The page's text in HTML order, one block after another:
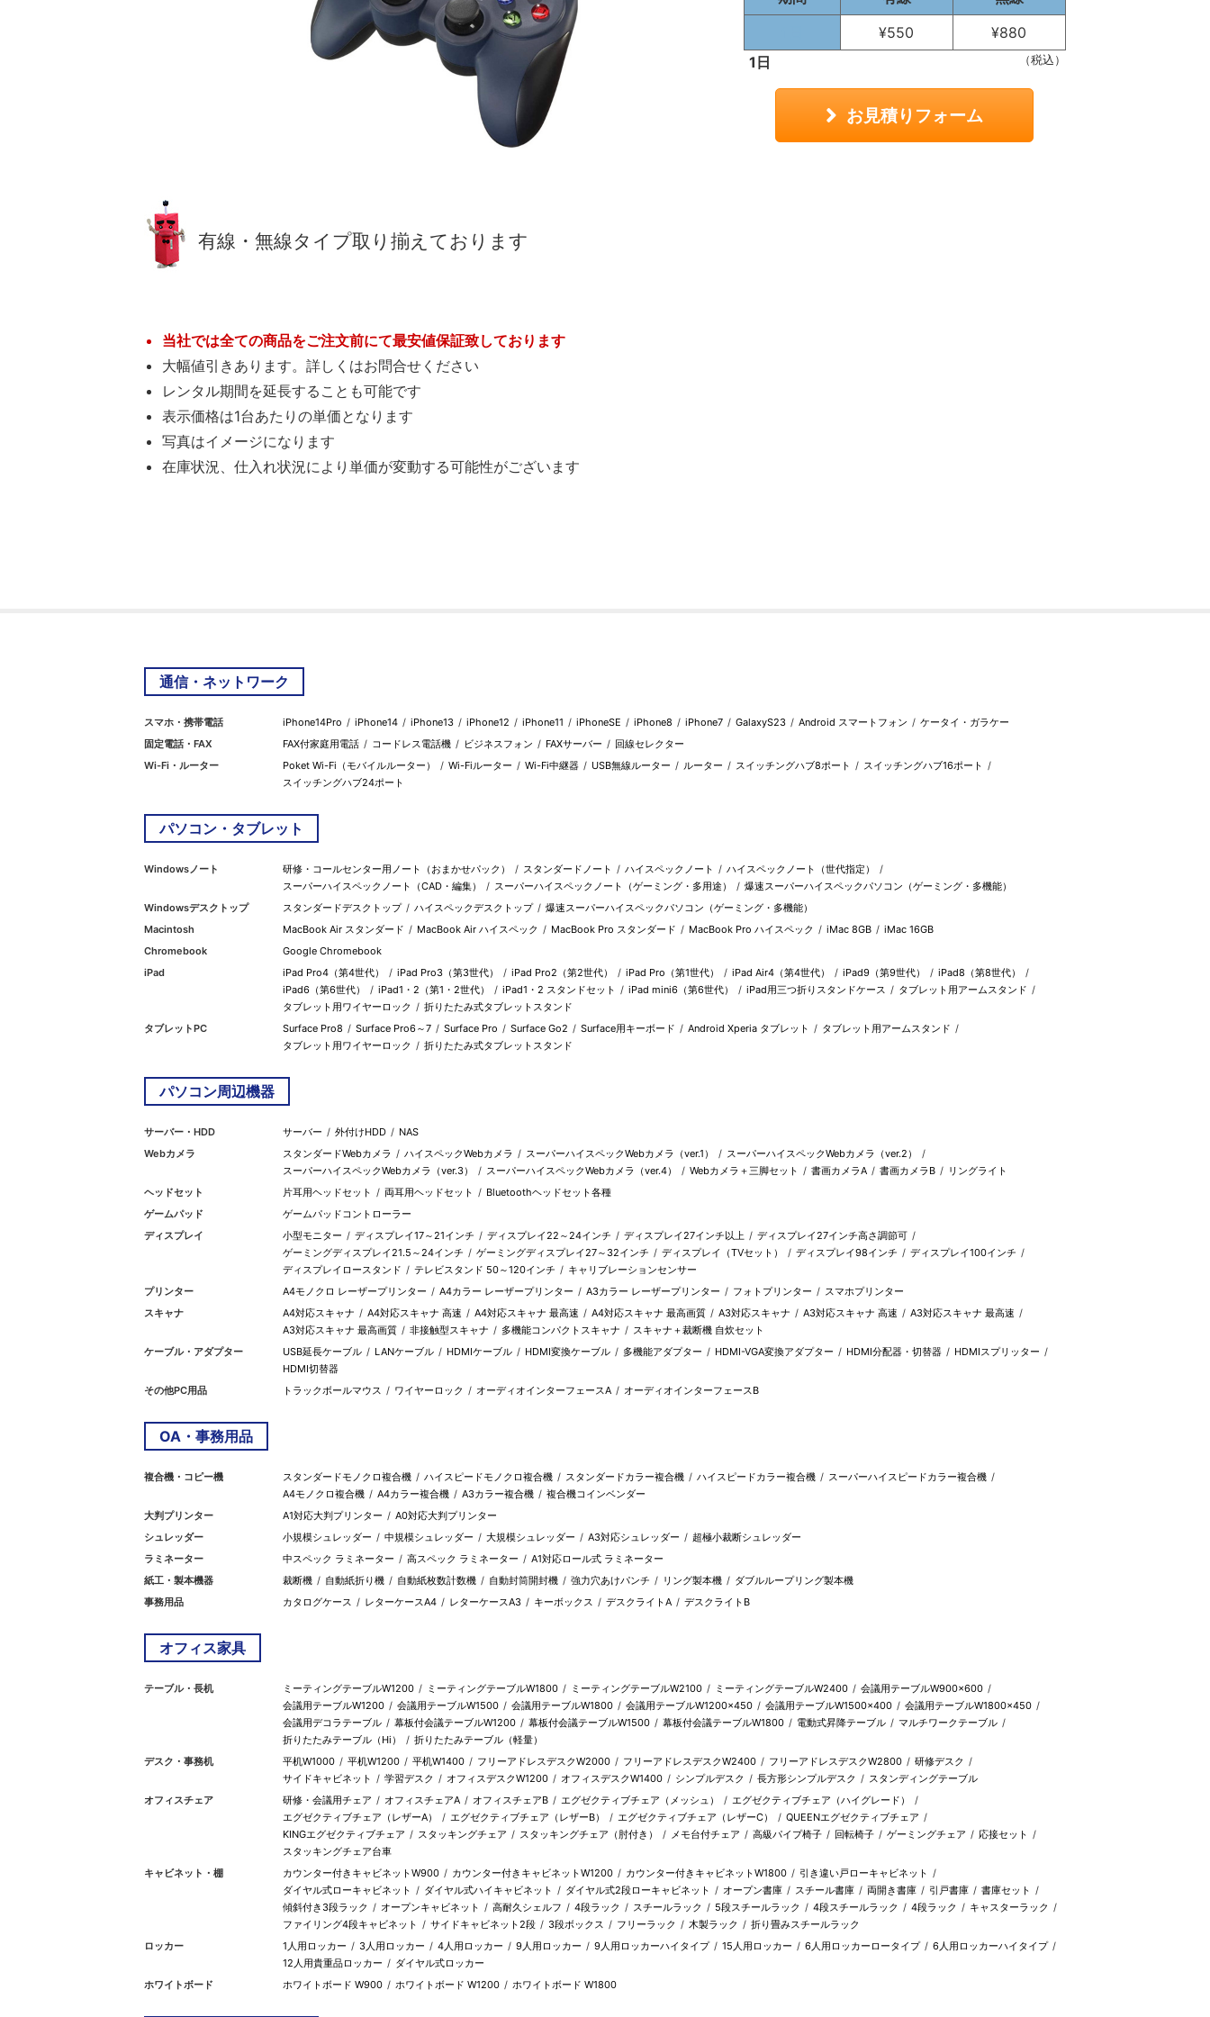
有線・無線タイプ取り揃えております
¥550 ¥880
（税込）
当社では全ての商品をご注文前にて最安値保証致しております
大幅値引きあります。詳しくはお問合せください
レンタル期間を延長することも可能です
表示価格は1台あたりの単価となります
写真はイメージになります
在庫状況、仕入れ状況により単価が変動する可能性がございます
通信・ネットワーク
スマホ・携帯電話 iPhone14Pro iPhone14 iPhone13 iPhone12 iPhone11 iPhoneSE iPhone8 iPhone7 GalaxyS23 Android スマートフォン
ケータイ・ガラケー
固定電話・FAX
FAX付家庭用電話 コードレス電話機 ビジネスフォン FAXサーバー
回線セレクター
Wi-Fi・ルーター
Poket Wi-Fi（モバイルルーター） Wi-Fiルーター Wi-Fi中継器 USB無線ルーター ルーター スイッチングハブ8ポート
スイッチングハブ16ポート
スイッチングハブ24ポート
パソコン・タブレット
Windowsノート 研修・コールセンター用ノート（おまかせパック） スタンダードノート ハイスペックノート
ハイスペックノート（世代指定）
スーパーハイスペックノート（CAD・編集）
スーパーハイスペックノート（ゲーミング・多用途）
爆速スーパーハイスペックパソコン（ゲーミング・多機能）
Windowsデスクトップ
スタンダードデスクトップ ハイスペックデスクトップ
爆速スーパーハイスペックパソコン（ゲーミング・多機能）
Macintosh
MacBook Air スタンダード MacBook Air ハイスペック MacBook Pro スタンダード MacBook Pro ハイスペック iMac 8GB
iMac 16GB
Chromebook
Google Chromebook
iPad
iPad Pro4（第4世代） iPad Pro3（第3世代） iPad Pro2（第2世代） iPad Pro（第1世代） iPad Air4（第4世代） iPad9（第9世代）
iPad8（第8世代）
iPad6（第6世代）
iPad1・2（第1・2世代） iPad1・2 スタンドセット iPad mini6（第6世代） iPad用三つ折りスタンドケース
タブレット用アームスタンド
タブレット用ワイヤーロック
折りたたみ式タブレットスタンド
タブレットPC
Surface Pro8 Surface Pro6～7 Surface Pro Surface Go2 Surface用キーボード Android Xperia タブレット
タブレット用アームスタンド
タブレット用ワイヤーロック
折りたたみ式タブレットスタンド
パソコン周辺機器
サーバー・HDD サーバー 外付けHDD
NAS
Webカメラ
スタンダードWebカメラ ハイスペックWebカメラ スーパーハイスペックWebカメラ（ver.1）
スーパーハイスペックWebカメラ（ver.2）
スーパーハイスペックWebカメラ（ver.3）
スーパーハイスペックWebカメラ（ver.4） Webカメラ＋三脚セット 書画カメラA 書画カメラB
リングライト
ヘッドセット
片耳用ヘッドセット 両耳用ヘッドセット
Bluetoothヘッドセット各種
ゲームパッド
ゲームパッドコントローラー
ディスプレイ
小型モニター ディスプレイ17～21インチ ディスプレイ22～24インチ ディスプレイ27インチ以上
ディスプレイ27インチ高さ調節可
ゲーミングディスプレイ21.5～24インチ
ゲーミングディスプレイ27～32インチ ディスプレイ（TVセット） ディスプレイ98インチ
ディスプレイ100インチ
ディスプレイロースタンド
テレビスタンド 50～120インチ
キャリブレーションセンサー
プリンター
A4モノクロ レーザープリンター A4カラー レーザープリンター A3カラー レーザープリンター フォトプリンター
スマホプリンター
スキャナ
A4対応スキャナ A4対応スキャナ 高速 A4対応スキャナ 最高速 A4対応スキャナ 最高画質 A3対応スキャナ A3対応スキャナ 高速
A3対応スキャナ 最高速
A3対応スキャナ 最高画質
非接触型スキャナ 多機能コンパクトスキャナ
スキャナ＋裁断機 自炊セット
ケーブル・アダプター
USB延長ケーブル LANケーブル HDMIケーブル HDMI変換ケーブル 多機能アダプター HDMI-VGA変換アダプター HDMI分配器・切替器
HDMIスプリッター
HDMI切替器
その他PC用品
トラックボールマウス ワイヤーロック オーディオインターフェースA オーディオインターフェースB
OA・事務用品
複合機・コピー機 スタンダードモノクロ複合機 ハイスピードモノクロ複合機 スタンダードカラー複合機 ハイスピードカラー複合機
スーパーハイスピードカラー複合機
A4モノクロ複合機
A4カラー複合機 A3カラー複合機
複合機コインベンダー
大判プリンター
A1対応大判プリンター
A0対応大判プリンター
シュレッダー
小規模シュレッダー 中規模シュレッダー 大規模シュレッダー A3対応シュレッダー
超極小裁断シュレッダー
ラミネーター
中スペック ラミネーター 高スペック ラミネーター
A1対応ロール式 ラミネーター
紙工・製本機器
裁断機 自動紙折り機 自動紙枚数計数機 自動封筒開封機 強力穴あけパンチ リング製本機
ダブルループリング製本機
事務用品
カタログケース レターケースA4 レターケースA3 キーボックス デスクライトA デスクライトB
オフィス家具
テーブル・長机 ミーティングテーブルW1200 ミーティングテーブルW1800 ミーティングテーブルW2100 ミーティングテーブルW2400
会議用テーブルW900×600
会議用テーブルW1200
会議用テーブルW1500 会議用テーブルW1800 会議用テーブルW1200×450 会議用テーブルW1500×400
会議用テーブルW1800×450
会議用デコラテーブル
幕板付会議テーブルW1200 幕板付会議テーブルW1500 幕板付会議テーブルW1800 電動式昇降テーブル
マルチワークテーブル
折りたたみテーブル（Hi）
折りたたみテーブル（軽量）
デスク・事務机
平机W1000 平机W1200 平机W1400 フリーアドレスデスクW2000 フリーアドレスデスクW2400 フリーアドレスデスクW2800
研修デスク
サイドキャビネット
学習デスク オフィスデスクW1200 オフィスデスクW1400 シンプルデスク 長方形シンプルデスク
スタンディングテーブル
オフィスチェア
研修・会議用チェア オフィスチェアA オフィスチェアB エグゼクティブチェア（メッシュ）
エグゼクティブチェア（ハイグレード）
エグゼクティブチェア（レザーA）
エグゼクティブチェア（レザーB） エグゼクティブチェア（レザーC）
QUEENエグゼクティブチェア
KINGエグゼクティブチェア
スタッキングチェア スタッキングチェア（肘付き） メモ台付チェア 高級パイプ椅子 回転椅子 ゲーミングチェア
応接セット
スタッキングチェア台車
キャビネット・棚
カウンター付きキャビネットW900 カウンター付きキャビネットW1200 カウンター付きキャビネットW1800
引き違い戸ローキャビネット
ダイヤル式ローキャビネット
ダイヤル式ハイキャビネット ダイヤル式2段ローキャビネット オープン書庫 スチール書庫 両開き書庫 引戸書庫
書庫セット
傾斜付き3段ラック
オープンキャビネット 高耐久シェルフ 4段ラック スチールラック 5段スチールラック 4段スチールラック 4段ラック
キャスターラック
ファイリング4段キャビネット
サイドキャビネット2段 3段ボックス フリーラック 木製ラック
折り畳みスチールラック
ロッカー
1人用ロッカー 3人用ロッカー 4人用ロッカー 9人用ロッカー 9人用ロッカーハイタイプ 15人用ロッカー 6人用ロッカーロータイプ
6人用ロッカーハイタイプ
12人用貴重品ロッカー
ダイヤル式ロッカー
ホワイトボード
ホワイトボード W900 ホワイトボード W1200 ホワイトボード W1800